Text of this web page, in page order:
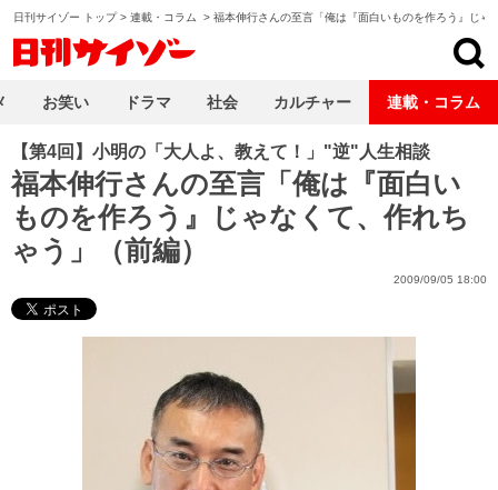
日刊サイゾー トップ> 連載・コラム > 福本伸行さんの至言「俺は『面白いものを作ろう』じゃ
【第4回】小明の「大人よ、教えて！」"逆"人生相談
福本伸行さんの至言「俺は『面白い
ものを作ろう』じゃなくて、作れち
ゃう」（前編）
2009/09/05 18:00
お笑い ドラマ 社会 カルチャー 連載・コラム